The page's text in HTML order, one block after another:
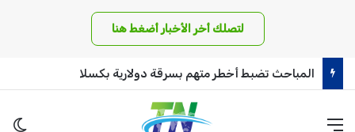
لتصلك أخر الأخبار أضغط هنا
المباحث تضبط أخطر متهم بسرقة دولارية بكسلا
القائمة